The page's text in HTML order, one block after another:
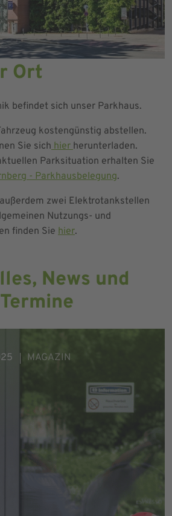
Ort
befindet sich unser Parkhaus.
kostengünstig abstellen.
Sie sich hier herunterladen.
Parksituation erhalten Sie
- Parkhausbelegung.
zwei Elektrotankstellen
Nutzungs- und
finden Sie hier.
News und
Termine
MAGAZIN